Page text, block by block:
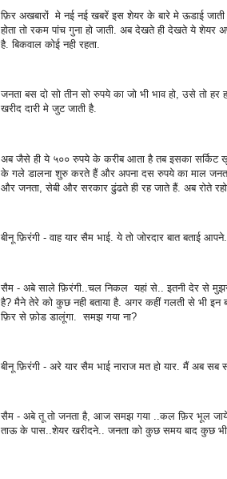
फ़िर अखबारों मे नई नई खबरें इस शेयर के बारे मे ऊडाई
होता तो रकम पांच गुना हो जाती. अब देखते ही देखते ये शेयर
है. बिकवाल कोई नही रहता.
जनता बस दो सो तीन सो रुपये का जो भी भाव हो, उसे तो
खरीद दारी मे जुट जाती है.
अब जैसे ही ये ५०० रुपये के करीब आता है तब इसका सर्किट
के गले डालना शुरु करते हैं और अपना दस रुपये का माल
और जनता, सेबी और सरकार ढुंढते ही रह जाते हैं. अब रोते
बीनू फ़िरंगी - वाह यार सैम भाई. ये तो जोरदार बात बताई
सैम - अबे साले फ़िरंगी..चल निकल यहां से.. इतनी देर से
है? मैने तेरे को कुछ नही बताया है. अगर कहीं गलती से भी इन
फ़िर से फ़ोड डालूंगा. समझ गया ना?
बीनू फ़िरंगी - अरे यार सैम भाई नाराज मत हो यार. मैं अब सब
सैम - अबे तू तो जनता है, आज समझ गया ..कल फ़िर भूल
ताऊ के पास..शेयर खरीदने.. जनता को कुछ समय बाद कुछ भी